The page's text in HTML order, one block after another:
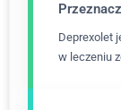
Deprexolet
w leczeniu